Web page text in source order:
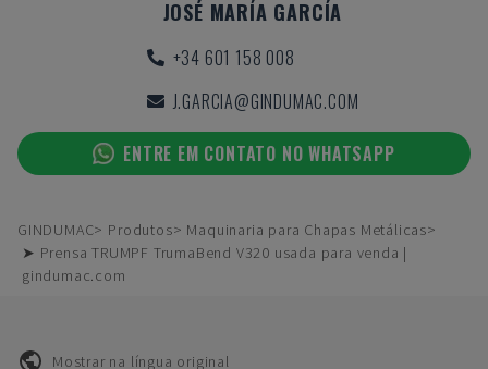
JOSÉ MARÍA GARCÍA
+34 601 158 008
J.GARCIA@GINDUMAC.COM
ENTRE EM CONTATO NO WHATSAPP
GINDUMAC Produtos
Maquinaria para Chapas Metálicas
➤ Prensa TRUMPF TrumaBend V320 usada para venda |
gindumac.com
Mostrar na língua original